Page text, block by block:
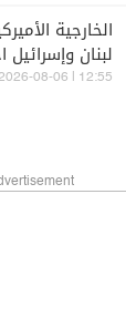
الخارجية
لبنان
والإيجابية
12:55 | 2026-08-06